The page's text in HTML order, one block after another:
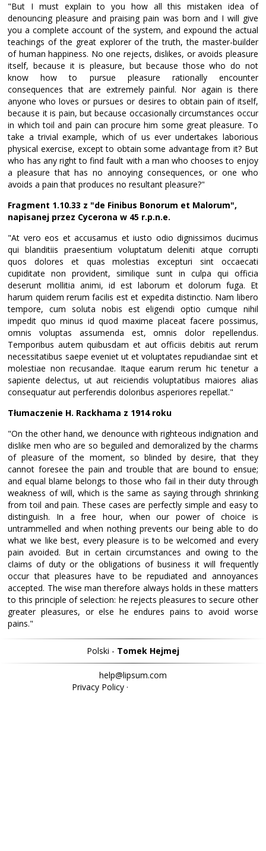
"But I must explain to you how all this mistaken idea of
denouncing pleasure and praising pain was born and I will give
you a complete account of the system, and expound the actual
teachings of the great explorer of the truth, the master-builder
of human happiness. No one rejects, dislikes, or avoids pleasure
itself, because it is pleasure, but because those who do not
know how to pursue pleasure rationally encounter
consequences that are extremely painful. Nor again is there
anyone who loves or pursues or desires to obtain pain of itself,
because it is pain, but because occasionally circumstances occur
in which toil and pain can procure him some great pleasure. To
take a trivial example, which of us ever undertakes laborious
physical exercise, except to obtain some advantage from it? But
who has any right to find fault with a man who chooses to enjoy
a pleasure that has no annoying consequences, or one who
avoids a pain that produces no resultant pleasure?"
Fragment 1.10.33 z "de Finibus Bonorum et Malorum",
napisanej przez Cycerona w 45 r.p.n.e.
"At vero eos et accusamus et iusto odio dignissimos ducimus
qui blanditiis praesentium voluptatum deleniti atque corrupti
quos dolores et quas molestias excepturi sint occaecati
cupiditate non provident, similique sunt in culpa qui officia
deserunt mollitia animi, id est laborum et dolorum fuga. Et
harum quidem rerum facilis est et expedita distinctio. Nam libero
tempore, cum soluta nobis est eligendi optio cumque nihil
impedit quo minus id quod maxime placeat facere possimus,
omnis voluptas assumenda est, omnis dolor repellendus.
Temporibus autem quibusdam et aut officiis debitis aut rerum
necessitatibus saepe eveniet ut et voluptates repudiandae sint et
molestiae non recusandae. Itaque earum rerum hic tenetur a
sapiente delectus, ut aut reiciendis voluptatibus maiores alias
consequatur aut perferendis doloribus asperiores repellat."
Tłumaczenie H. Rackhama z 1914 roku
"On the other hand, we denounce with righteous indignation and
dislike men who are so beguiled and demoralized by the charms
of pleasure of the moment, so blinded by desire, that they
cannot foresee the pain and trouble that are bound to ensue;
and equal blame belongs to those who fail in their duty through
weakness of will, which is the same as saying through shrinking
from toil and pain. These cases are perfectly simple and easy to
distinguish. In a free hour, when our power of choice is
untrammelled and when nothing prevents our being able to do
what we like best, every pleasure is to be welcomed and every
pain avoided. But in certain circumstances and owing to the
claims of duty or the obligations of business it will frequently
occur that pleasures have to be repudiated and annoyances
accepted. The wise man therefore always holds in these matters
to this principle of selection: he rejects pleasures to secure other
greater pleasures, or else he endures pains to avoid worse
pains."
Polski - Tomek Hejmej
help@lipsum.com
Privacy Policy·